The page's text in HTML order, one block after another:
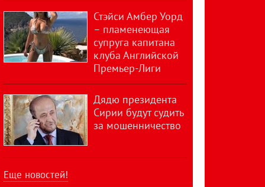
Стэйси Амбер Уорд
– пламенеющая
супруга капитана
клуба Английской
Премьер-Лиги
Дядю президента
Сирии будут судить
за мошенничество
Еще новостей!